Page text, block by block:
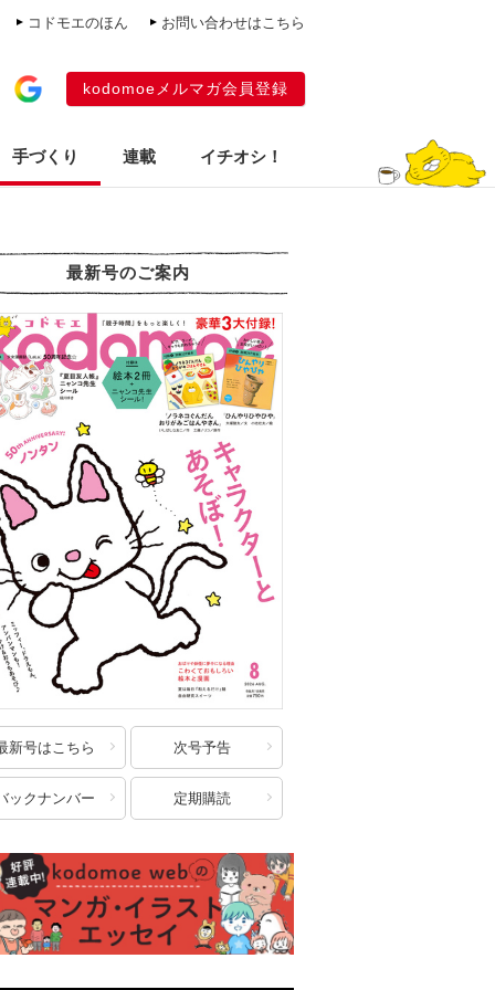
コドモエのほん お問い合わせはこちら
kodomoeメルマガ会員登録
手づくり 連載 イチオシ！
最新号のご案内
新号はこちら 次号予告
ックナンバー 定期購読